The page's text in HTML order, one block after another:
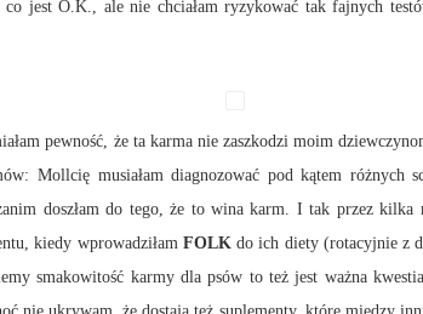
jest O.K., ale nie chciałam ryzykować tak fajnych
pewność, że ta karma nie zaszkodzi moim
Mollcię musiałam diagnozować pod kątem
doszłam do tego, że to wina karm. I tak przez
kiedy wprowadziłam FOLKdo ich diety (rotacyjnie z
smakowitość karmy dla psów to też jest ważna